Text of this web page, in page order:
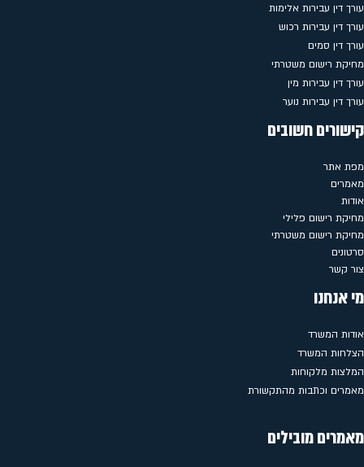
עורך דין עבירות אלימות
עורך דין עבירות רכוש
עורך דין סמים
מחיקת רישום משטרתי
עורך דין עבירות מין
עורך דין עבירות נוער
קישורים חשובים
מפת אתר
מאמרים
אודות
מחיקת רישום פלילי
מחיקת רישום משטרתי
סרטונים
צור קשר
מי אנחנו
אודות המשרד
הצלחות המשרד
המלצות מלקוחות
מאמרים וכתבות מהתקשורת
מאמרים מובילים